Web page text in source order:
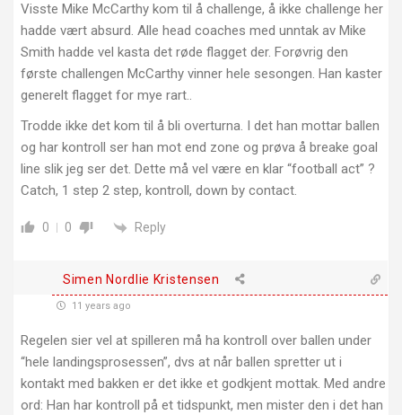
Visste Mike McCarthy kom til å challenge, å ikke challenge her
hadde vært absurd. Alle head coaches med unntak av Mike
Smith hadde vel kasta det røde flagget der. Forøvrig den
første challengen McCarthy vinner hele sesongen. Han kaster
generelt flagget for mye rart..
Trodde ikke det kom til å bli overturna. I det han mottar ballen
og har kontroll ser han mot end zone og prøva å breake goal
line slik jeg ser det. Dette må vel være en klar “football act” ?
Catch, 1 step 2 step, kontroll, down by contact.
0 0 Reply
Simen Nordlie Kristensen
11 years ago
Regelen sier vel at spilleren må ha kontroll over ballen under
“hele landingsprosessen”, dvs at når ballen spretter ut i
kontakt med bakken er det ikke et godkjent mottak. Med andre
ord: Han har kontroll på et tidspunkt, men mister den i det han